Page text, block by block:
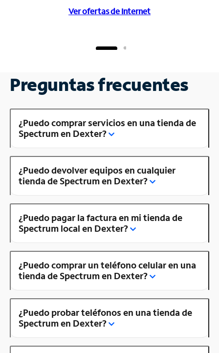
Ver ofertas de Internet
Preguntas frecuentes
¿Puedo comprar servicios en una tienda de
Spectrum en Dexter?
¿Puedo devolver equipos en cualquier
tienda de Spectrum en Dexter?
¿Puedo pagar la factura en mi tienda de
Spectrum local en Dexter?
¿Puedo comprar un teléfono celular en una
tienda de Spectrum en Dexter?
¿Puedo probar teléfonos en una tienda de
Spectrum en Dexter?